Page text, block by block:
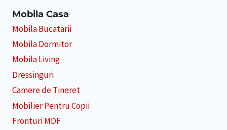
Mobila Casa
Mobila Bucatarii
Mobila Dormitor
Mobila Living
Dressinguri
Camere de Tineret
Mobilier Pentru Copii
Fronturi MDF